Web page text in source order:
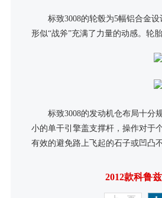
标致3008的轮毂为5幅铝合金
形似“战斧”充满了力量的动感。轮
标致3008的发动机仓布局十分
小的单干引擎盖支撑杆，操作对于
有效的避免路上飞起的石子或凹凸
2012款科鲁